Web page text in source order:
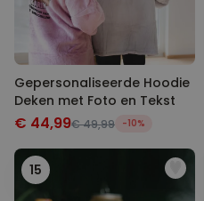
Gepersonaliseerde Hoodie
Deken met Foto en Tekst
€ 44,99€ 49,99 -10%
15